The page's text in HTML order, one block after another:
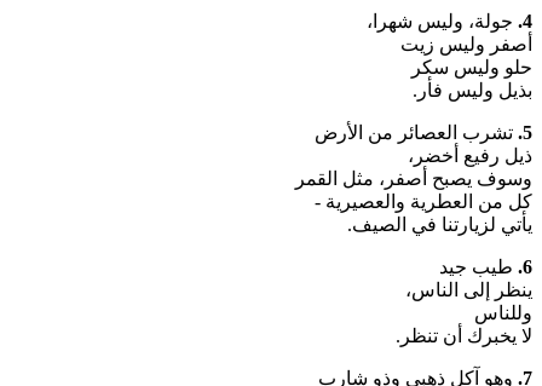
4. جولة، وليس شهرا،
أصفر وليس زيت
حلو وليس سكر
بذيل وليس فأر.
5. تشرب العصائر من الأرض
ذيل رفيع أخضر،
وسوف يصبح أصفر، مثل القمر
كل من العطرية والعصيرية -
يأتي لزيارتنا في الصيف.
6. طيب جيد
ينظر إلى الناس،
وللناس
لا يخبرك أن تنظر.
7. وهو آكل ذهبي وذو شارب